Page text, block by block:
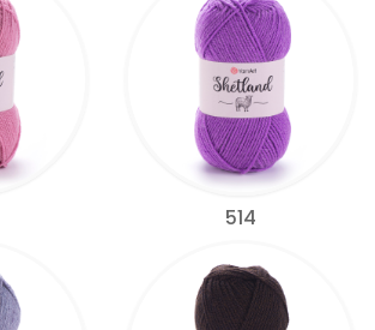
514